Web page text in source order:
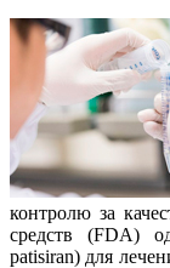
контролю за
средств (FDA)
patisiran) для